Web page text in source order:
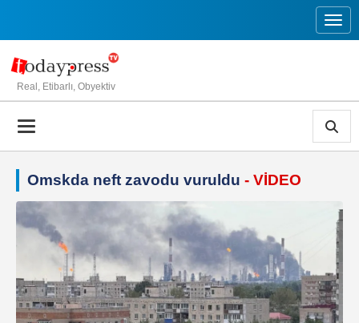
Real, Etibarlı, Obyektiv
Omskda neft zavodu vuruldu - VİDEO